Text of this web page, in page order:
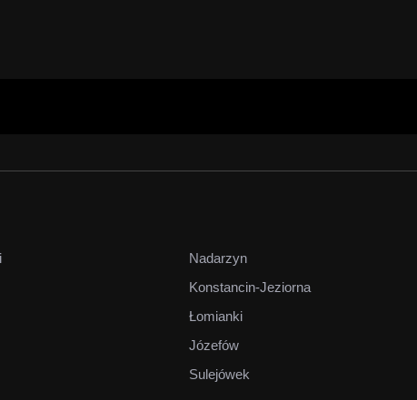
Nadarzyn
Konstancin-Jeziorna
Łomianki
Józefów
Sulejówek